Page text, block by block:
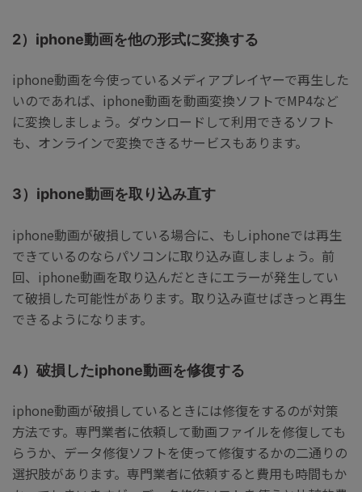
2）iphone動画を他の形式に変換する
iphone動画を今使っているメディアプレイヤーで再生した
いのであれば、iphone動画を動画変換ソフトでMP4など
に変換しましょう。ダウンロードして利用できるソフト
も、オンラインで変換できるサービスもあります。
3）iphone動画を取り込み直す
iphone動画が破損している場合に、もしiphoneでは再生
できているのならパソコンに取り込み直しましょう。前
回、iphone動画を取り込んだときにエラーが発生してい
て破損した可能性があります。取り込み直せばきっと再生
できるようになります。
4）破損したiphone動画を修復する
iphone動画が破損しているときには修復をするのが対策
方法です。専門業者に依頼して動画ファイルを修復しても
らうか、データ修復ソフトを使って修復するかの二通りの
選択肢があります。専門業者に依頼すると費用も時間もか